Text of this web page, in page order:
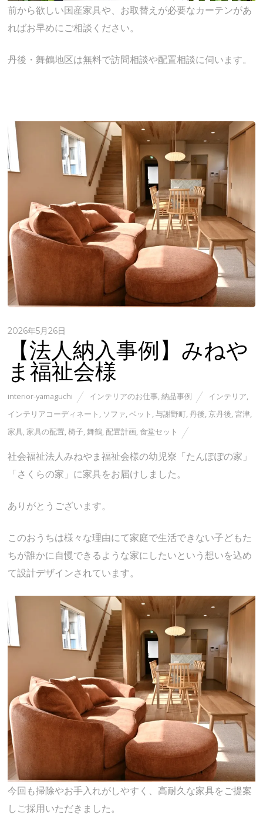
前から欲しい国産家具や、お取替えが必要なカーテンがあ
ればお早めにご相談ください。
丹後・舞鶴地区は無料で訪問相談や配置相談に伺います。
2026年5月26日
【法人納入事例】みねや
ま福祉会様
interior-yamaguchi インテリアのお仕事,納品事例 インテリア,
インテリアコーディネート , ソファ,ベット ,与謝野町,丹後,京丹後,宮津,
家具,家具の配置,椅子,舞鶴,配置計画,食堂セット
社会福祉法人みねやま福祉会様の幼児寮「たんぽぽの家」
「さくらの家」に家具をお届けしました。
ありがとうございます。
このおうちは様々な理由にて家庭で生活できない子どもた
ちが誰かに自慢できるような家にしたいという想いを込め
て設計デザインされています。
今回も掃除やお手入れがしやすく、高耐久な家具をご提案
しご採用いただきました。